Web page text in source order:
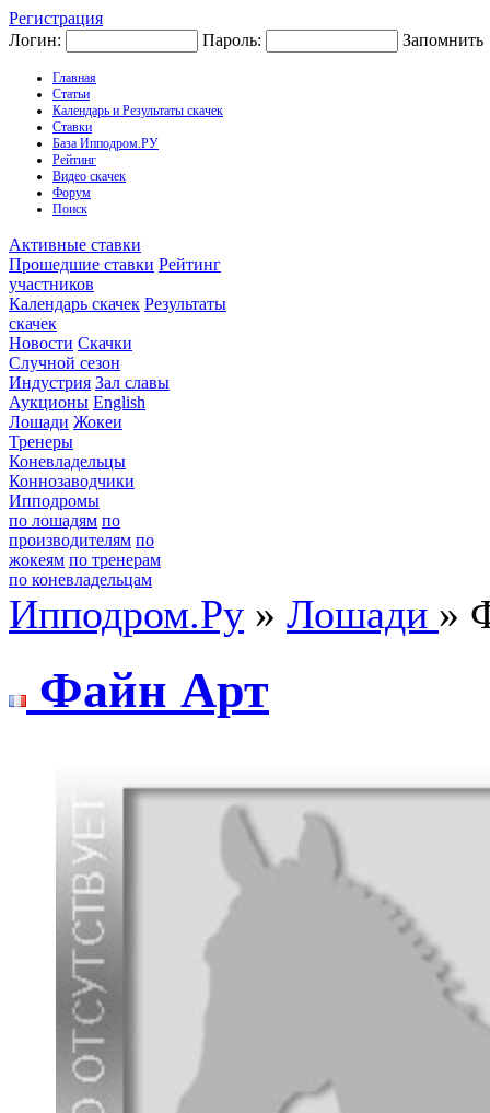
Регистрация
Логин:
Пароль: Запомнить
Главная
Статьи
Календарь и Результаты скачек
Ставки
База Ипподром.РУ
Рейтинг
Видео скачек
Форум
Поиск
Активные ставки
Прошедшие ставки Рейтинг
участников
Календарь скачек Результаты
скачек
Новости Скачки
Случной сезон
Индустрия Зал славы
Аукционы English
Лошади Жокеи
Тренеры
Коневладельцы
Коннозаводчики
Ипподромы
по лошадям по
производителям по
жокеям по тренерам
по коневладельцам
Ипподром.Ру » Лошади »
Фaйн Арт